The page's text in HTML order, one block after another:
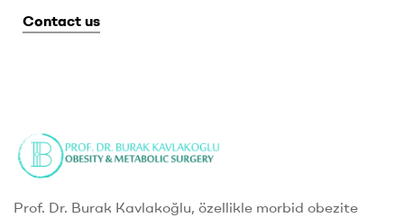
Contact us
Prof. Dr. Burak Kavlakoğlu, özellikle morbid obezite